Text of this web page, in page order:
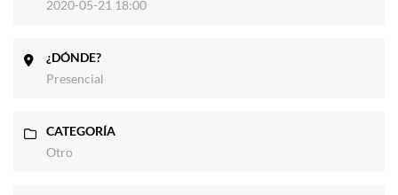
2020-05-21 18:00
¿DÓNDE?
Presencial
CATEGORÍA
Otro